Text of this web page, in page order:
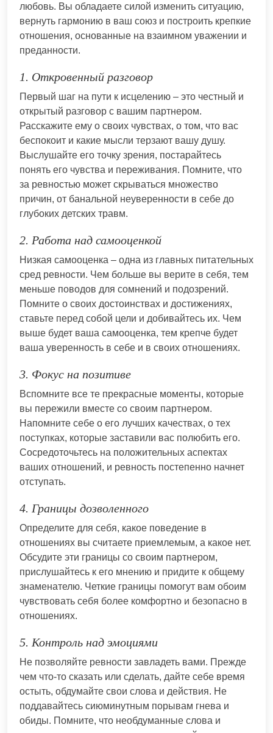
любовь. Вы обладаете силой изменить ситуацию,
вернуть гармонию в ваш союз и построить крепкие
отношения, основанные на взаимном уважении и
преданности.
1. Откровенный разговор
Первый шаг на пути к исцелению – это честный и
открытый разговор с вашим партнером.
Расскажите ему о своих чувствах, о том, что вас
беспокоит и какие мысли терзают вашу душу.
Выслушайте его точку зрения, постарайтесь
понять его чувства и переживания. Помните, что
за ревностью может скрываться множество
причин, от банальной неуверенности в себе до
глубоких детских травм.
2. Работа над самооценкой
Низкая самооценка – одна из главных питательных
сред ревности. Чем больше вы верите в себя, тем
меньше поводов для сомнений и подозрений.
Помните о своих достоинствах и достижениях,
ставьте перед собой цели и добивайтесь их. Чем
выше будет ваша самооценка, тем крепче будет
ваша уверенность в себе и в своих отношениях.
3. Фокус на позитиве
Вспомните все те прекрасные моменты, которые
вы пережили вместе со своим партнером.
Напомните себе о его лучших качествах, о тех
поступках, которые заставили вас полюбить его.
Сосредоточьтесь на положительных аспектах
ваших отношений, и ревность постепенно начнет
отступать.
4. Границы дозволенного
Определите для себя, какое поведение в
отношениях вы считаете приемлемым, а какое нет.
Обсудите эти границы со своим партнером,
прислушайтесь к его мнению и придите к общему
знаменателю. Четкие границы помогут вам обоим
чувствовать себя более комфортно и безопасно в
отношениях.
5. Контроль над эмоциями
Не позволяйте ревности завладеть вами. Прежде
чем что-то сказать или сделать, дайте себе время
остыть, обдумайте свои слова и действия. Не
поддавайтесь сиюминутным порывам гнева и
обиды. Помните, что необдуманные слова и